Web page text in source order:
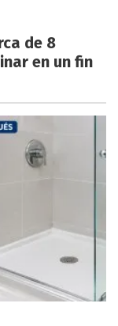
de 8
en un fin